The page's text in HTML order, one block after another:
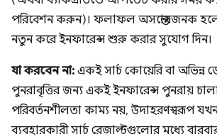
পরিবেশন করুন)। ফলাফল অসন্তোষজনক হলে
নতুন করে ইনফারেন্স শুরু করার সুযোগ দিন।
যা করবেন না: একই সার্চ কোয়েরি বা অভিন্ন
পুনরাবৃত্তির জন্য একই ইনফারেন্স পুনরায়
পরিবর্তনশীলতা কাম্য নয়, উদাহরণস্বরূপ
ব্যবহারকারী সার্চ রেজাল্টগুলোর মধ্যে